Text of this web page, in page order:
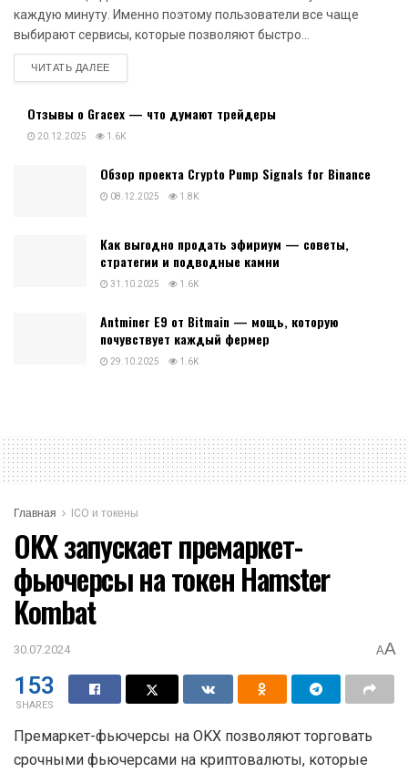
каждую минуту. Именно поэтому пользователи все чаще
выбирают сервисы, которые позволяют быстро...
ЧИТАТЬ ДАЛЕЕDETAILS
Отзывы о Gracex — что думают трейдеры
20.12.2025 1.6K
Обзор проекта Crypto Pump Signals for Binance
08.12.2025 1.8K
Как выгодно продать эфириум — советы,
стратегии и подводные камни
31.10.2025 1.6K
Antminer E9 от Bitmain — мощь, которую
почувствует каждый фермер
29.10.2025 1.6K
Главная ICO и токены
OKX запускает премаркет-
фьючерсы на токен Hamster
Kombat
30.07.2024 AA
153
SHARES
Премаркет-фьючерсы на OKX позволяют торговать
срочными фьючерсами на криптовалюты, которые